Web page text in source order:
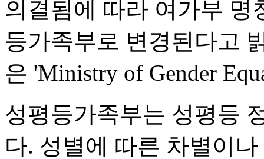
의결됨에 따라 여가부 명
등가족부로 변경된다고
은 'Ministry of Gender
성평등가족부는 성평등
다. 성별에 따른 차별이